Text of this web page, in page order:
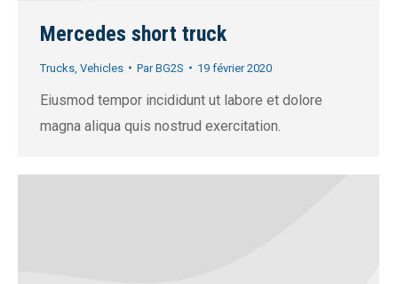
Mercedes short truck
Trucks Vehicles ParBG2S 19 février 2020
Eiusmod tempor incididunt ut labore et dolore
magna aliqua quis nostrud exercitation.